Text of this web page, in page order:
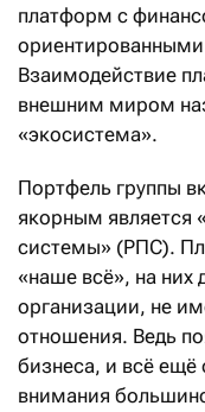
платформ с
Взаимодействие
внешним миром
«экосистема».
Портфель группы
якорным является
системы» (РПС).
«наше всё», на них
организации, не
отношения. Ведь
бизнеса, и всё ещё
внимания